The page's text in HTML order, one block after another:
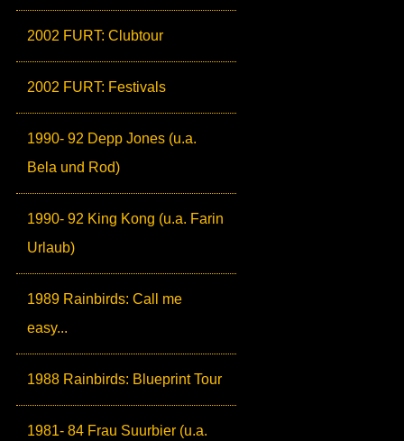
2002 FURT: Clubtour
2002 FURT: Festivals
1990- 92 Depp Jones (u.a.
Bela und Rod)
1990- 92 King Kong (u.a. Farin
Urlaub)
1989 Rainbirds: Call me
easy...
1988 Rainbirds: Blueprint Tour
1981- 84 Frau Suurbier (u.a.